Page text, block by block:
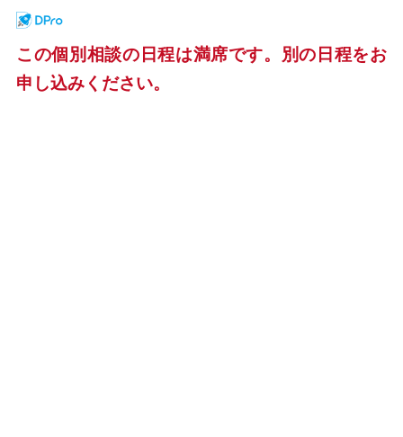
この個別相談の日程は満席です。別の日程をお
申し込みください。